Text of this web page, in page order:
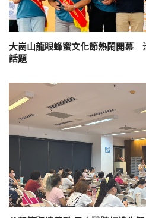
大崗山龍眼蜂蜜文化節熱鬧開幕
話題